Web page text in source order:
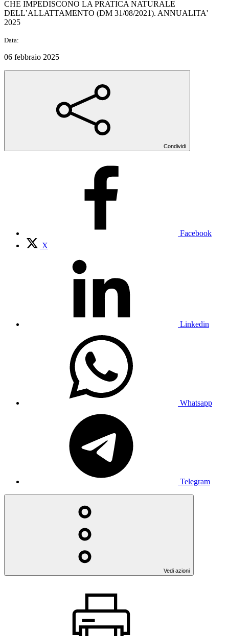
CHE IMPEDISCONO LA PRATICA NATURALE
DELL’ALLATTAMENTO (DM 31/08/2021). ANNUALITA'
2025
Data:
06 febbraio 2025
Condividi
Facebook
X
Linkedin
Whatsapp
Telegram
Vedi azioni